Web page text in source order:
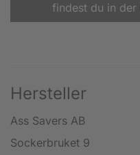
findest du in der
Hersteller
Ass Savers AB
Sockerbruket 9